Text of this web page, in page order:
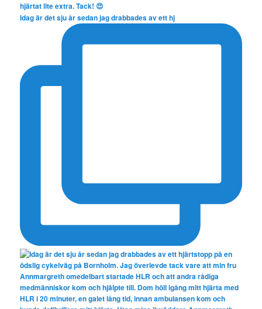
Idag är det sju år sedan jag drabbades av ett hj